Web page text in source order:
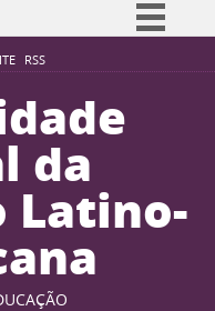
RSS
Simplifique!
Participe
Acesso à informação
Legislação
Canais
da
Latino-